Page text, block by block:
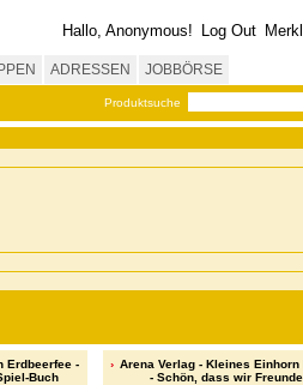
Hallo, Anonymous! Log Out
ADRESSEN JOBBÖRSE
Produktsuche
Erdbeerfee -
Buch
Arena Verlag - Kleines Einhorn
- Schön, dass wir